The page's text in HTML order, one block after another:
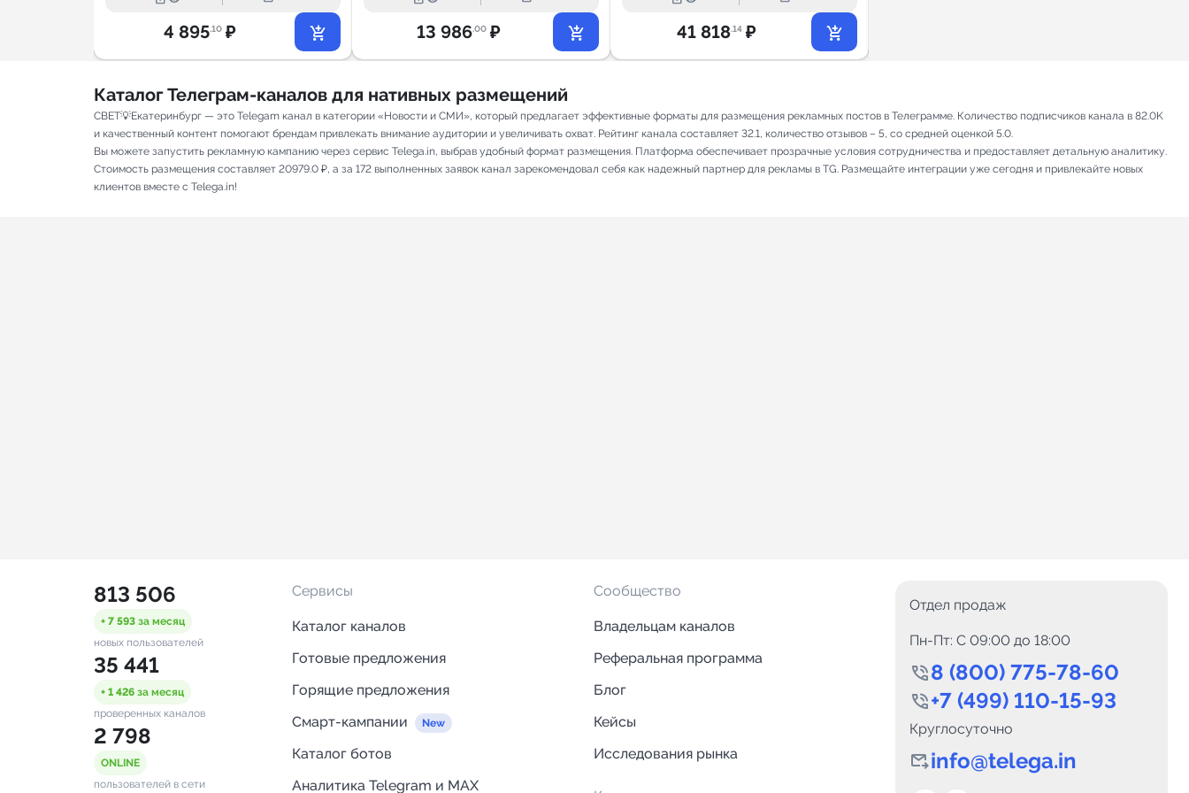
4 895.10 ₽ 13 986.00 ₽ 41 818.14 ₽
Каталог Телеграм-каналов для нативных размещений
СВЕТ💡Екатеринбург — это Telegam канал в категории «Новости и СМИ», который предлагает эффективные форматы для размещения рекламных постов в Телеграмме. Количество подписчиков канала в 82.0K
и качественный контент помогают брендам привлекать внимание аудитории и увеличивать охват. Рейтинг канала составляет 32.1, количество отзывов – 5, со средней оценкой 5.0.
Вы можете запустить рекламную кампанию через сервис Telega.in, выбрав удобный формат размещения. Платформа обеспечивает прозрачные условия сотрудничества и предоставляет детальную аналитику.
Стоимость размещения составляет 20979.0 ₽, а за 172 выполненных заявок канал зарекомендовал себя как надежный партнер для рекламы в TG. Размещайте интеграции уже сегодня и привлекайте новых
клиентов вместе с Telega.in!
813 506
+ 7 593 за месяц
новых пользователей
35 441
+ 1 426 за месяц
проверенных каналов
2 798
ONLINE
пользователей в сети
Сервисы
Каталог каналов
Готовые предложения
Горящие предложения
Смарт-кампании
Каталог ботов
Аналитика Telegram и MAX
Сообщество
Владельцам каналов
Реферальная программа
Блог
Кейсы
Исследования рынка
Отдел продаж
Пн-Пт: C 09:00 до 18:00
8 (800) 775-78-60
+7 (499) 110-15-93
Круглосуточно
info@telega.in